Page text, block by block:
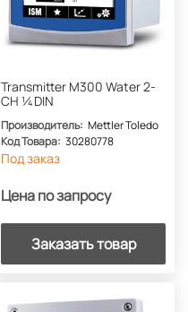
Transmitter M300 Water 2-
CH ¼DIN
Производитель: Mettler Toledo
Код Товара: 30280778
Под заказ
Цена по запросу
Заказать товар